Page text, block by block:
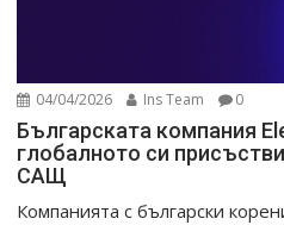
04/04/2026 Ins Team 0
Българската компания
глобалното си
САЩ
Компанията с български